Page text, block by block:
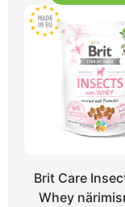
Brit Care
Whey